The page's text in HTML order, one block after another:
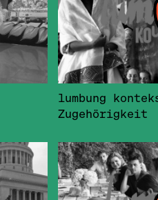
lumbung
Zugehörigkeit